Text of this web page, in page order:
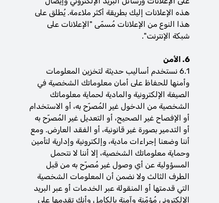
هذه الإعلانات إليك بطريقة أكثر ملاءمة. يُطلق على
هذا النوع من الإعلانات مُسمّى "الإعلانات على
شبكة الإنترنت".
6. الأمن
6.1 نستخدم أساليب حديثة لتخزين المعلومات
وأمنها للحفاظ على أمان معلوماتك الشخصية في
الصيغة الإلكترونية والمادية لحماية معلوماتك
الشخصية من الدخول غير المُصرّح به، أو الاستخدام
أو الإفصاح غير الصحيح، أو التعديل غير المُصرّح به
أو التدمير بصورة غير قانونية، أو الفقد العارض. ومع
أننا وضعنا إجراءات مادية، وإلكترونية وإدارية لتأمين
وحماية معلوماتك الشخصية، إلا أننا لا نتحمل
المسؤولية عن أي وصول غير مُصرّح به من قبل
الطرف الثالث ولا نضمن أن المعلومات الشخصية
التي قدمتها أو المنقولة عبر الخدمات أو عبر البريد
الإلكتروني مُؤمّنة وآمنة بالكامل وأنك تقدمها على